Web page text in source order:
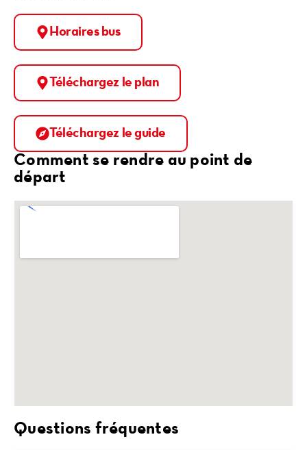
Horaires bus
Téléchargez le plan
Téléchargez le guide
Comment se rendre au point de
départ
Questions fréquentes